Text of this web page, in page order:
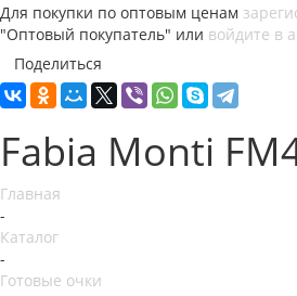
Для покупки по оптовым ценам
"Оптовый покупатель" или войдите в
Поделиться
Fabia Monti
Главная
-
Каталог
-
Готовые очки